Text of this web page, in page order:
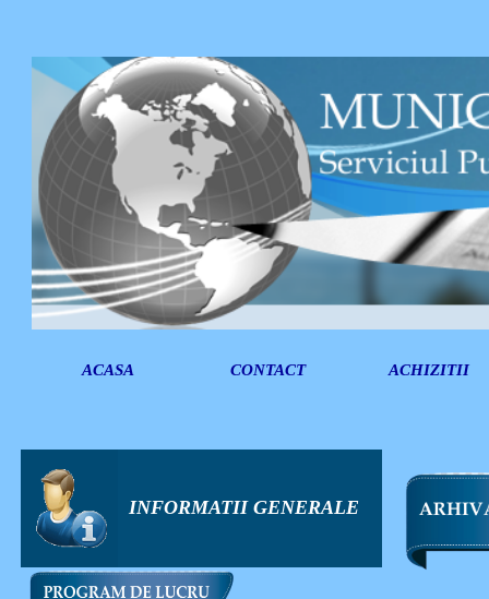
ACASA CONTACT ACHIZITII
INFORMATII GENERALE